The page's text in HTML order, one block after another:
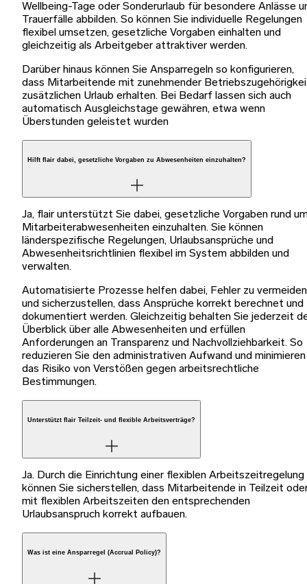
Wellbeing-Tage oder Sonderurlaub für besondere Anlässe
Trauerfälle abbilden. So können Sie individuelle Regelungen
flexibel umsetzen, gesetzliche Vorgaben einhalten und
gleichzeitig als Arbeitgeber attraktiver werden.
Darüber hinaus können Sie Ansparregeln so konfigurieren,
dass Mitarbeitende mit zunehmender
zusätzlichen Urlaub erhalten. Bei Bedarf lassen sich auch
automatisch Ausgleichstage gewähren, etwa wenn
Überstunden geleistet wurden
Hilft flair dabei, gesetzliche Vorgaben zu Abwesenheiten einzuhalten?
Ja, flair unterstützt Sie dabei, gesetzliche Vorgaben rund
Mitarbeiterabwesenheiten einzuhalten. Sie können
länderspezifische Regelungen, Urlaubsansprüche und
Abwesenheitsrichtlinien flexibel im System abbilden und
verwalten.
Automatisierte Prozesse helfen dabei, Fehler zu vermeiden
und sicherzustellen, dass Ansprüche korrekt berechnet und
dokumentiert werden. Gleichzeitig behalten Sie jederzeit
Überblick über alle Abwesenheiten und erfüllen
Anforderungen an Transparenz und Nachvollziehbarkeit. So
reduzieren Sie den administrativen Aufwand und minimieren
das Risiko von Verstößen gegen arbeitsrechtliche
Bestimmungen.
Unterstützt flair Teilzeit- und flexible Arbeitsverträge?
Ja. Durch die Einrichtung einer flexiblen Arbeitszeitregelung
können Sie sicherstellen, dass Mitarbeitende in Teilzeit
mit flexiblen Arbeitszeiten den entsprechenden
Urlaubsanspruch korrekt aufbauen.
Was ist eine Ansparregel (Accrual Policy)?